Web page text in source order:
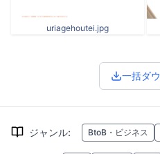
uriagehoutei.jpg
一括ダ
ジャンル: BtoB・ビジネス